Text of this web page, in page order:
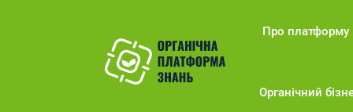
Про платформу
Органічний